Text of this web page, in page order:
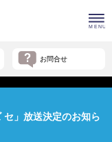
お問合せ
」放送決定のお知ら